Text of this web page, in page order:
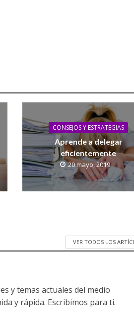
CONSEJOS Y ESTRATEGIAS
Aprende a delegar
eficientemente
20 mayo, 2019
VER TODOS LOS
y temas actuales del medio
y rápida. Escribimos para ti.